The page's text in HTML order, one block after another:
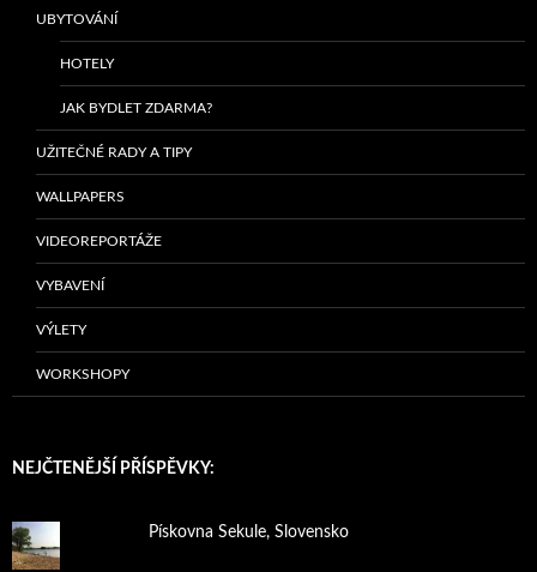
UBYTOVÁNÍ
HOTELY
JAK BYDLET ZDARMA?
UŽITEČNÉ RADY A TIPY
WALLPAPERS
VIDEOREPORTÁŽE
VYBAVENÍ
VÝLETY
WORKSHOPY
NEJČTENĚJŠÍ PŘÍSPĚVKY:
Pískovna Sekule, Slovensko